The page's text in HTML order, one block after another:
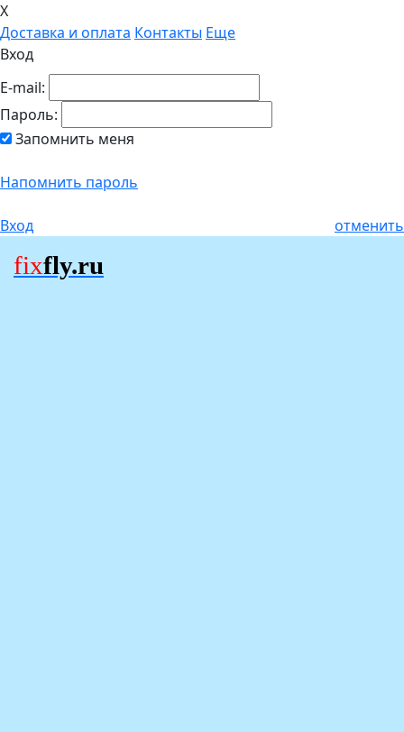
X
Доставка и оплата Контакты Еще
Вход
E-mail:
Пароль:
Запомнить меня
Напомнить пароль
Вход отменить
fixfly.ru